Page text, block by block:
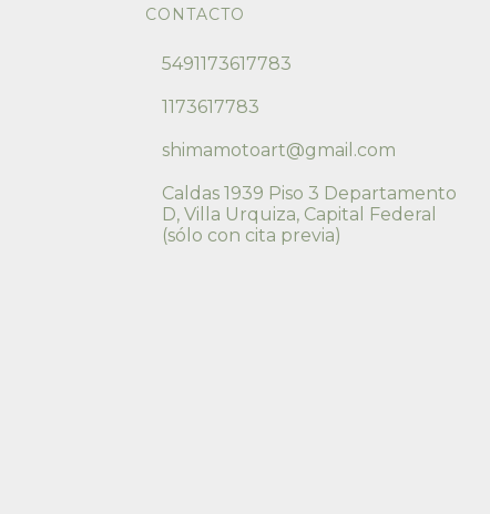
CONTACTO
5491173617783
1173617783
shimamotoart@gmail.com
Caldas 1939 Piso 3 Departamento
D, Villa Urquiza, Capital Federal
(sólo con cita previa)